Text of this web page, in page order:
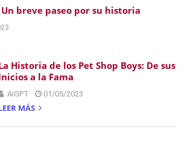
breve paseo por su historia
Historia de los Pet Shop Boys: De sus
a la Fama
AIGPT 01/05/2023
MÁS